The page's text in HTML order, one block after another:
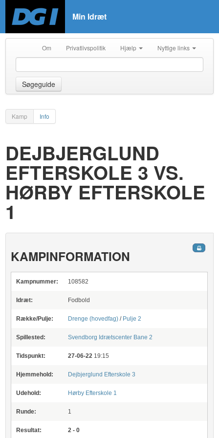
Min Idræt
Om Privatlivspolitik Hjælp Nyttige links
Søgeguide
Kamp Info
DEJBJERGLUND
EFTERSKOLE 3 VS.
HØRBY EFTERSKOLE
1
KAMPINFORMATION
Kampnummer: 108582
Idræt: Fodbold
Række/Pulje: Drenge (hovedfag) / Pulje 2
Spillested: Svendborg Idrætscenter Bane 2
Tidspunkt: 27-06-22 19:15
Hjemmehold: Dejbjerglund Efterskole 3
Udehold: Hørby Efterskole 1
Runde: 1
Resultat: 2 - 0